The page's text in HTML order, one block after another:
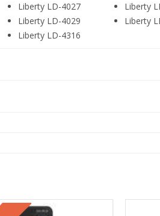
Liberty LD-4027
Liberty LD-4029
Liberty LD-4316
Liberty
Liberty